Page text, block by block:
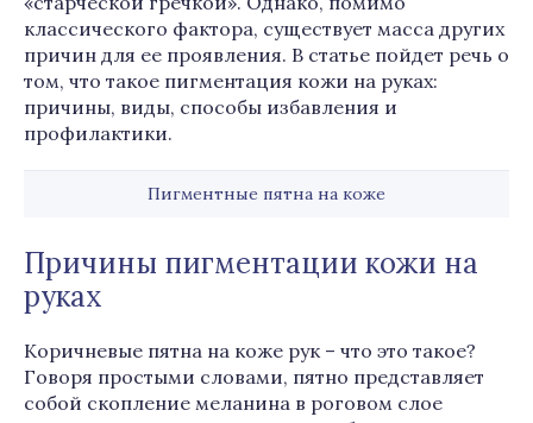
классического фактора, существует масса других
причин для ее проявления. В статье пойдет речь о
том, что такое пигментация кожи на руках:
причины, виды, способы избавления и
профилактики.
Пигментные пятна на коже
Причины пигментации кожи на
руках
Коричневые пятна на коже рук – что это такое?
Говоря простыми словами, пятно представляет
собой скопление меланина в роговом слое